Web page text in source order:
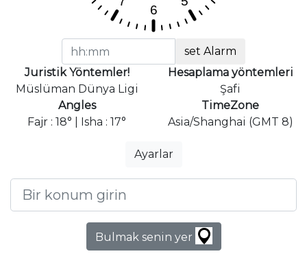
set Alarm
Juristik Yöntemler!
Müslüman Dünya Ligi
Hesaplama yöntemleri
Şafi
Angles
Fajr : 18° | Isha : 17°
TimeZone
Asia/Shanghai (GMT 8)
Ayarlar
Bulmak senin yer